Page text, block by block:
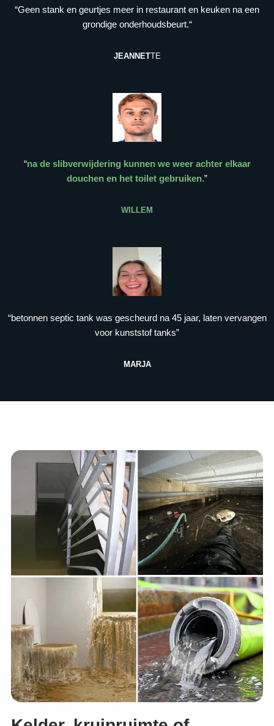
“Geen stank en geurtjes meer in restaurant en keuken na een
grondige onderhoudsbeurt.“
JEANNETTE
“na de slibverwijdering kunnen we weer achter elkaar
douchen en het toilet gebruiken.”
WILLEM
“betonnen septic tank was gescheurd na 45 jaar, laten vervangen
voor kunststof tanks”
MARJA